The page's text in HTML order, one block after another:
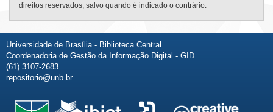
direitos reservados, salvo quando é indicado o contrário.
Universidade de Brasília - Biblioteca Central
Coordenadoria de Gestão da Informação Digital - GID
(61) 3107-2683
repositorio@unb.br